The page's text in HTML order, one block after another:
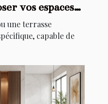
vos espaces
une terrasse
capable de